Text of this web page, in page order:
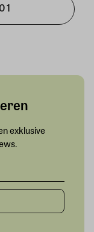
1
exklusive